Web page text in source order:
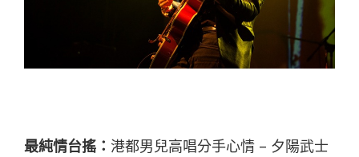
最純情台搖： 港都男兒高唱分手心情 – 夕陽武士